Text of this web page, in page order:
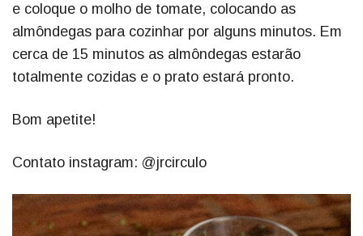
e coloque o molho de tomate, colocando as
almôndegas para cozinhar por alguns minutos. Em
cerca de 15 minutos as almôndegas estarão
totalmente cozidas e o prato estará pronto.
Bom apetite!
Contato instagram: @jrcirculo